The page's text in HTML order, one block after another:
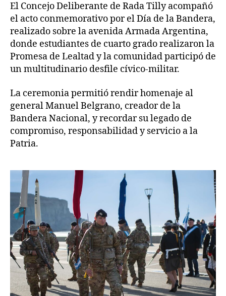
El Concejo Deliberante de Rada Tilly acompañó
el acto conmemorativo por el Día de la Bandera,
realizado sobre la avenida Armada Argentina,
donde estudiantes de cuarto grado realizaron la
Promesa de Lealtad y la comunidad participó de
un multitudinario desfile cívico-militar.
La ceremonia permitió rendir homenaje al
general Manuel Belgrano, creador de la
Bandera Nacional, y recordar su legado de
compromiso, responsabilidad y servicio a la
Patria.